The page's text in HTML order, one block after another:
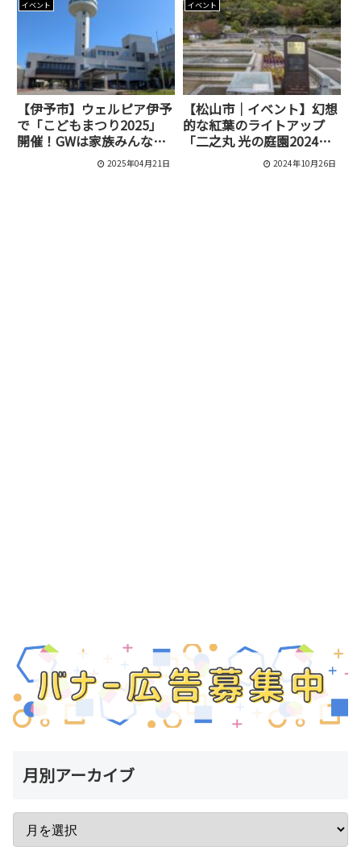
催されます
イベント
【伊予市】ウェルピア伊予
で「こどもまつり2025」
開催！GWは家族みんなで
2025年04月21日
イベント
【松山市｜イベント】幻想
的な紅葉のライトアップ
「二之丸 光の庭園2024」
が開催されます！2024年10月26日
月別アーカイブ